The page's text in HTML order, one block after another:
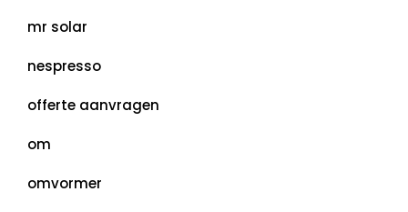
mr solar
nespresso
offerte aanvragen
om
omvormer